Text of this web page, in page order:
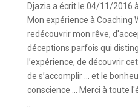
Djazia a écrit le 04/11/2016 à
Mon expérience à Coaching
redécouvrir mon rêve,
déceptions parfois qui
l’expérience, de découvrir
de s’accomplir … et le
conscience ... Merci à toute